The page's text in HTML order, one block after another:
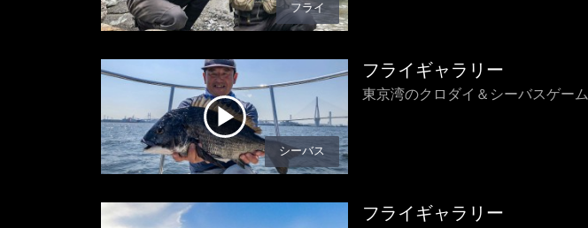
フライ
シーバス
フライギャラリー
東京湾のクロダイ＆シーバスゲーム
フライギャラリー